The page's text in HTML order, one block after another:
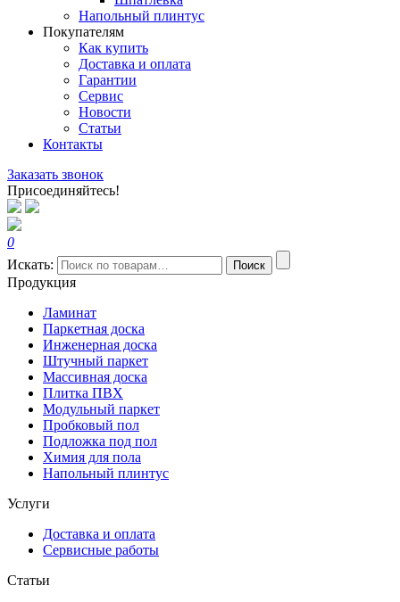
Напольный плинтус
Покупателям
Как купить
Доставка и оплата
Гарантии
Сервис
Новости
Статьи
Контакты
Заказать звонок
Присоединяйтесь!
0
Искать:
Поиск
Продукция
Ламинат
Паркетная доска
Инженерная доска
Штучный паркет
Массивная доска
Плитка ПВХ
Модульный паркет
Пробковый пол
Подложка под пол
Химия для пола
Напольный плинтус
Услуги
Доставка и оплата
Сервисные работы
Статьи